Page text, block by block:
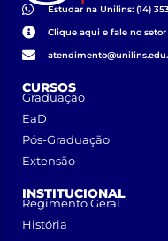
Estudar na Unilins: (14)
Clique aqui e fale no setor
CURSOS
Graduação
EaD
Pós-Graduação
Extensão
INSTITUCIONAL
Regimento Geral
História